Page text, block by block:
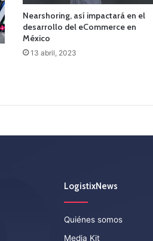
Nearshoring, así impactará en el
desarrollo del eCommerce en
México
13 abril, 2023
LogistixNews
Quiénes somos
Media Kit